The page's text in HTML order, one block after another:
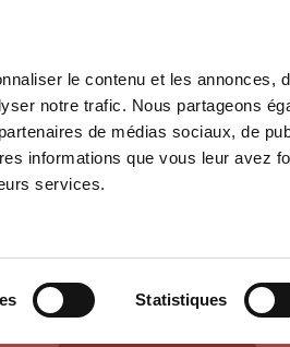
le contenu et les annonces,
notre trafic. Nous partageons
de médias sociaux, de
informations que vous leur avez
services.
Statistiques
History
&